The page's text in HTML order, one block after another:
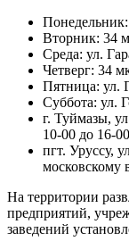
Вторник: 34
Среда: ул.
Четверг: 34
Пятница: ул.
Суббота: ул.
г. Туймазы,
10-00 до 16-
пгт. Уруссу,
московскому
На территории
предприятий,
заведений